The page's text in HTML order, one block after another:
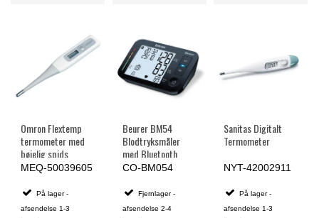
Omron Flextemp
termometer med
bøjelig spids
MEQ-50039605
På lager -
afsendelse 1-3
Beurer BM54
Blodtryksmåler
med Bluetooth
CO-BM054
Fjernlager -
afsendelse 2-4
Sanitas Digitalt
Termometer
NYT-42002911
På lager -
afsendelse 1-3